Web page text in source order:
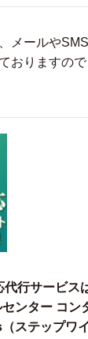
メールや
おりますの
行サービス
ンター コン
ステップワ